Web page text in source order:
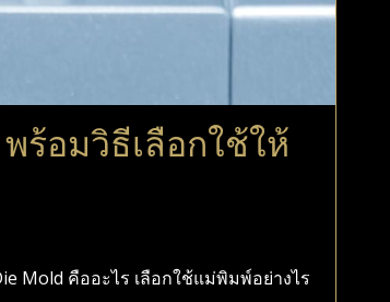
พร้อมวิธีเลือกใช้ให้
Mold คืออะไร เลือกใช้แม่พิมพ์อย่างไร